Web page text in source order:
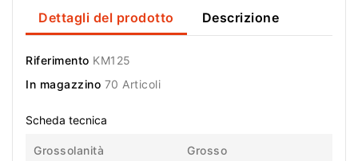
Dettagli del prodotto Descrizione
Riferimento KM125
In magazzino 70 Articoli
Scheda tecnica
Grossolanità Grosso